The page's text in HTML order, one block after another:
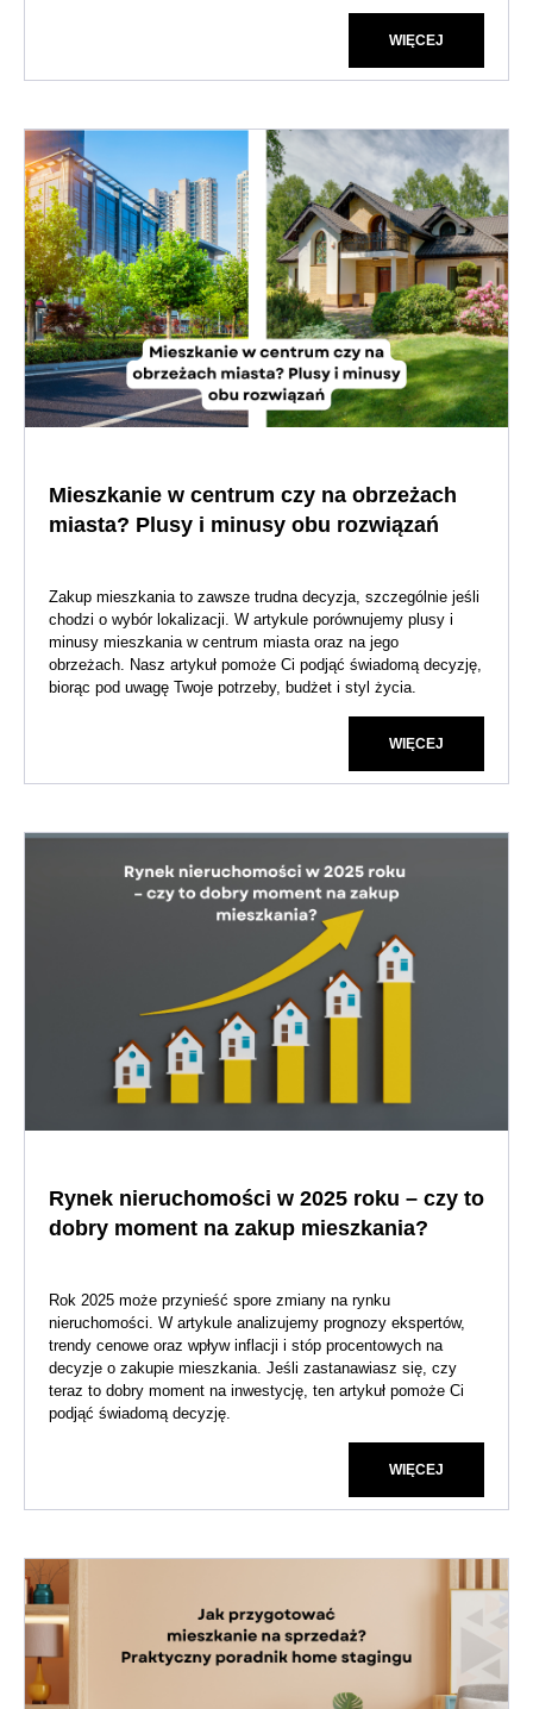
WIĘCEJ
Mieszkanie w centrum czy na obrzeżach
miasta? Plusy i minusy obu rozwiązań
Zakup mieszkania to zawsze trudna decyzja, szczególnie jeśli
chodzi o wybór lokalizacji. W artykule porównujemy plusy i
minusy mieszkania w centrum miasta oraz na jego
obrzeżach. Nasz artykuł pomoże Ci podjąć świadomą decyzję,
biorąc pod uwagę Twoje potrzeby, budżet i styl życia.
WIĘCEJ
Rynek nieruchomości w 2025 roku – czy to
dobry moment na zakup mieszkania?
Rok 2025 może przynieść spore zmiany na rynku
nieruchomości. W artykule analizujemy prognozy ekspertów,
trendy cenowe oraz wpływ inflacji i stóp procentowych na
decyzje o zakupie mieszkania. Jeśli zastanawiasz się, czy
teraz to dobry moment na inwestycję, ten artykuł pomoże Ci
podjąć świadomą decyzję.
WIĘCEJ